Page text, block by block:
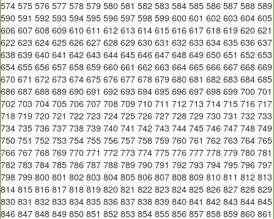
574 575 576 577 578 579 580 581 582 583 584 585 586 587 588 589
590 591 592 593 594 595 596 597 598 599 600 601 602 603 604 605
606 607 608 609 610 611 612 613 614 615 616 617 618 619 620 621
622 623 624 625 626 627 628 629 630 631 632 633 634 635 636 637
638 639 640 641 642 643 644 645 646 647 648 649 650 651 652 653
654 655 656 657 658 659 660 661 662 663 664 665 666 667 668 669
670 671 672 673 674 675 676 677 678 679 680 681 682 683 684 685
686 687 688 689 690 691 692 693 694 695 696 697 698 699 700 701
702 703 704 705 706 707 708 709 710 711 712 713 714 715 716 717
718 719 720 721 722 723 724 725 726 727 728 729 730 731 732 733
734 735 736 737 738 739 740 741 742 743 744 745 746 747 748 749
750 751 752 753 754 755 756 757 758 759 760 761 762 763 764 765
766 767 768 769 770 771 772 773 774 775 776 777 778 779 780 781
782 783 784 785 786 787 788 789 790 791 792 793 794 795 796 797
798 799 800 801 802 803 804 805 806 807 808 809 810 811 812 813
814 815 816 817 818 819 820 821 822 823 824 825 826 827 828 829
830 831 832 833 834 835 836 837 838 839 840 841 842 843 844 845
846 847 848 849 850 851 852 853 854 855 856 857 858 859 860 861